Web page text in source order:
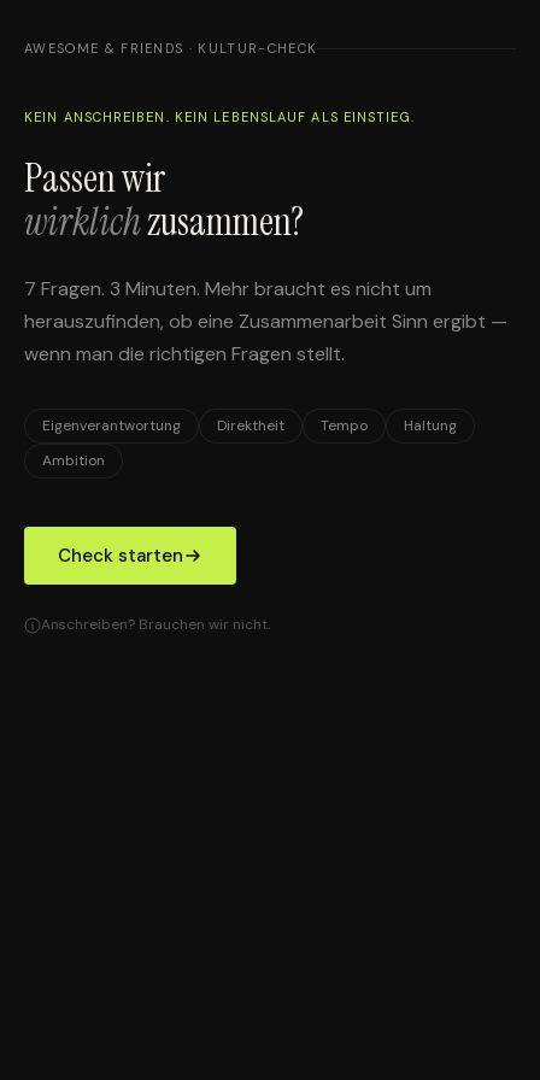
AWESOME & FRIENDS · KULTUR-CHECK
KEIN ANSCHREIBEN. KEIN LEBENSLAUF ALS EINSTIEG.
Passen wir
wirklichzusammen?
7 Fragen. 3 Minuten. Mehr braucht es nicht um
herauszufinden, ob eine Zusammenarbeit Sinn ergibt —
wenn man die richtigen Fragen stellt.
Eigenverantwortung Direktheit Tempo
Haltung
Ambition
Check starten
Anschreiben? Brauchen wir nicht.